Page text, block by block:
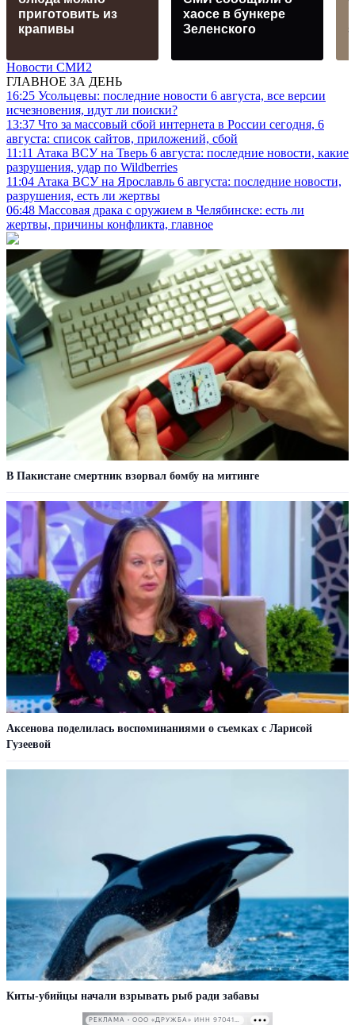
приготовить из
крапивы
хаосе в бункере
Зеленского
Новости СМИ2
ГЛАВНОЕ ЗА ДЕНЬ
16:25 Усольцевы: последние новости 6 августа, все версии
исчезновения, идут ли поиски?
13:37 Что за массовый сбой интернета в России сегодня, 6
августа: список сайтов, приложений, сбой
11:11 Атака ВСУ на Тверь 6 августа: последние новости, какие
разрушения, удар по Wildberries
11:04 Атака ВСУ на Ярославль 6 августа: последние новости,
разрушения, есть ли жертвы
06:48 Массовая драка с оружием в Челябинске: есть ли
жертвы, причины конфликта, главное
В Пакистане смертник взорвал бомбу на митинге
Аксенова поделилась воспоминаниями о съемках с Ларисой
Гузеевой
Киты-убийцы начали взрывать рыб ради забавы
РЕКЛАМА • ООО «ДРУЖБА» ИНН 9704146411